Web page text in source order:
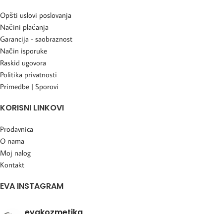
Opšti uslovi poslovanja
Načini plaćanja
Garancija - saobraznost
Način isporuke
Raskid ugovora
Politika privatnosti
Primedbe | Sporovi
KORISNI LINKOVI
Prodavnica
O nama
Moj nalog
Kontakt
EVA INSTAGRAM